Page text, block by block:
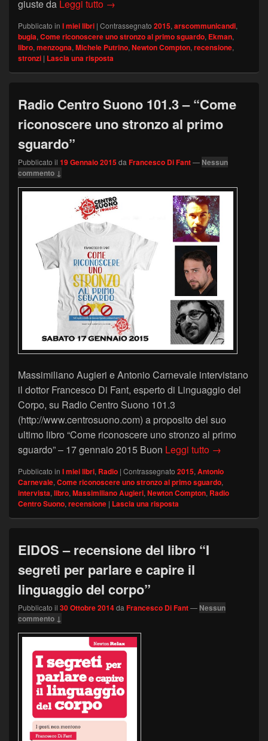
giuste da Leggi tutto ARS COMMUNICANDI – “Come
→
Pubblicato in I miei libri | Contrassegnato 2015, arscommunicandi,
bugia, Come riconoscere uno stronzo al primo sguardo, Ekman,
libro, menzogna, Michele Putrino, Newton Compton, recensione,
stronzi | Lascia una risposta
Radio Centro Suono 101.3 – “Come
riconoscere uno stronzo al primo
sguardo”
Pubblicato il 19 Gennaio 2015da Francesco Di Fant— Nessun
commento ↓
Massimiliano Augieri e Antonio Carnevale intervistano
il dottor Francesco Di Fant, esperto di Linguaggio del
Corpo, su Radio Centro Suono 101.3
(http://www.centrosuono.com) a proposito del suo
ultimo libro “Come riconoscere uno stronzo al primo
sguardo” – 17 gennaio 2015 Buon Leggi tutto Radio
→
Pubblicato in I miei libri, Radio | Contrassegnato 2015, Antonio
Carnevale, Come riconoscere uno stronzo al primo sguardo,
intervista, libro, Massimiliano Augieri, Newton Compton, Radio
Centro Suono, recensione | Lascia una risposta
EIDOS – recensione del libro “I
segreti per parlare e capire il
linguaggio del corpo”
Pubblicato il 30 Ottobre 2014da Francesco Di Fant— Nessun
commento ↓